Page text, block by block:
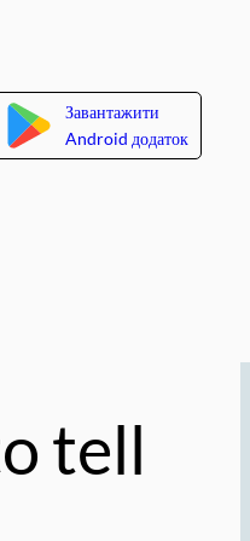
Завантажити
Android додаток
tell